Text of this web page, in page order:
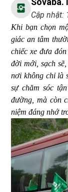
Cập
Khi bạn chọn
giác an tâm
chiếc xe đưa
đời mới, sạch
nơi không chỉ là
sự chăm sóc
đường, mà còn
niệm đáng nhớ